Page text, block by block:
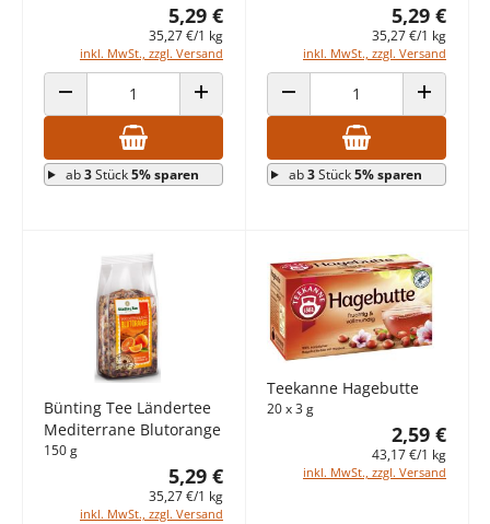
5,29 €
35,27 €/1 kg
inkl. MwSt., zzgl. Versand
ANZAHL VERRINGERN ANZAHL ERHÖHEN
ab3Stück5% sparen
5,29 €
35,27 €/1 kg
inkl. MwSt., zzgl. Versand
ANZAHL VERRINGERN ANZAHL
ab3Stück5% sparen
Bünting Tee Ländertee
Mediterrane Blutorange
150 g
5,29 €
35,27 €/1 kg
inkl. MwSt., zzgl. Versand
Teekanne Hagebutte
20 x 3 g
2,59 €
43,17 €/1 kg
inkl. MwSt., zzgl. Versand